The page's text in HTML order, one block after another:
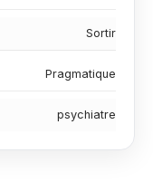
Sortir
Pragmatique
psychiatre